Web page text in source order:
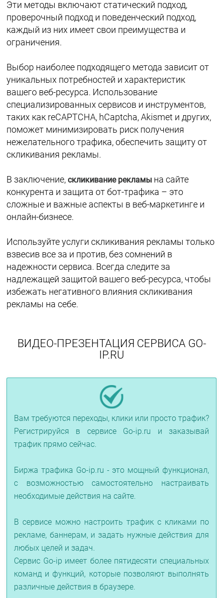
Эти методы включают статический подход,
проверочный подход и поведенческий подход,
каждый из них имеет свои преимущества и
ограничения.
Выбор наиболее подходящего метода зависит от
уникальных потребностей и характеристик
вашего веб-ресурса. Использование
специализированных сервисов и инструментов,
таких как reCAPTCHA, hCaptcha, Akismet и других,
поможет минимизировать риск получения
нежелательного трафика, обеспечить защиту от
скликивания рекламы.
В заключение,скликивание рекламы на сайте
конкурента и защита от бот-трафика – это
сложные и важные аспекты в веб-маркетинге и
онлайн-бизнесе.
Используйте услуги скликивания рекламы только
взвесив все за и против, без сомнений в
надежности сервиса. Всегда следите за
надлежащей защитой вашего веб-ресурса, чтобы
избежать негативного влияния скликивания
рекламы на себе.
ВИДЕО-ПРЕЗЕНТАЦИЯ СЕРВИСА GO-
IP.RU
Вам требуются переходы, клики или просто трафик?
Регистрируйся в сервисе Go-ip.ru и заказывай
трафик прямо сейчас.
Биржа трафика Go-ip.ru - это мощный функционал,
с возможностью самостоятельно настраивать
необходимые действия на сайте.
В сервисе можно настроить трафик с кликами по
рекламе, баннерам, и задать нужные действия для
любых целей и задач.
Сервис Go-ip имеет более пятидесяти специальных
команд и функций, которые позволяют выполнять
различные действия в браузере.